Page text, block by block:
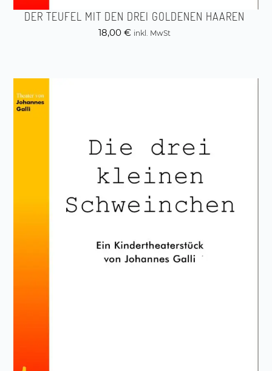
DER TEUFEL MIT DEN DREI GOLDENEN HAAREN
18,00 € inkl. MwSt